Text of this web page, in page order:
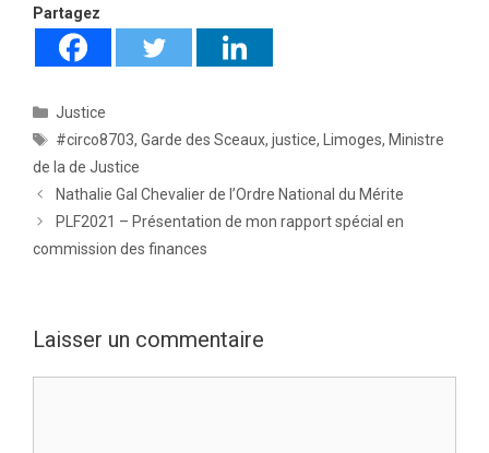
Partagez
Catégories
Justice
Étiquettes
#circo8703,Garde des Sceaux,justice, Limoges, Ministre
de la de Justice
Nathalie Gal Chevalier de l’Ordre National du Mérite
PLF2021 – Présentation de mon rapport spécial en
commission des finances
Laisser un commentaire